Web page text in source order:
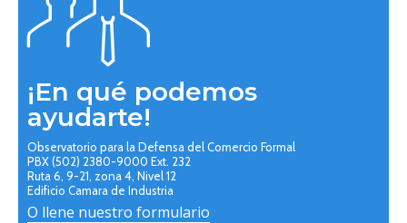
¡En qué podemos
ayudarte!
Observatorio para la Defensa del Comercio Formal
PBX (502) 2380-9000 Ext. 232
Ruta 6, 9-21, zona 4, Nivel 12
Edificio Camara de Industria
O llene nuestro formulario